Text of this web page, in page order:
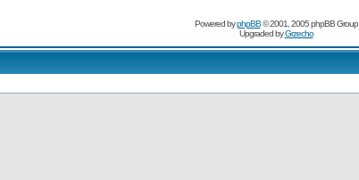
Powered byphpBB© 2001, 2005 phpBB Group
Upgraded byGrzecho